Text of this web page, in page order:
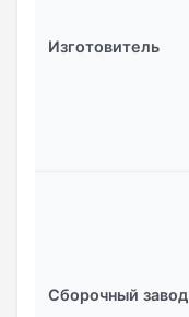
Изготовитель
Сборочный завод